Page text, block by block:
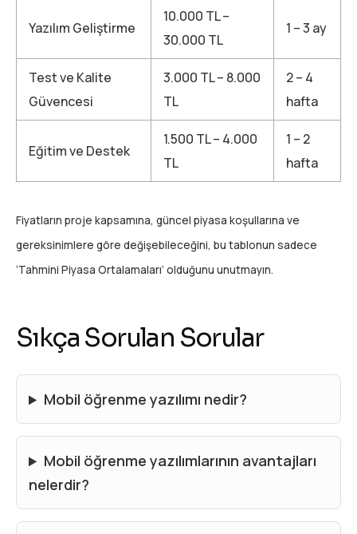
Yazılım Geliştirme
10.000 TL –
30.000 TL
1 – 3 ay
Test ve Kalite
Güvencesi
3.000 TL – 8.000
TL
2 – 4
hafta
Eğitim ve Destek
1.500 TL – 4.000
TL
1 – 2
hafta
Fiyatların proje kapsamına, güncel piyasa koşullarına ve
gereksinimlere göre değişebileceğini, bu tablonun sadece
‘Tahmini Piyasa Ortalamaları’ olduğunu unutmayın.
Sıkça Sorulan Sorular
Mobil öğrenme yazılımı nedir?
Mobil öğrenme yazılımlarının avantajları
nelerdir?